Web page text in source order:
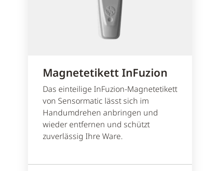
Magnetetikett InFuzion
Das einteilige InFuzion-Magnetetikett
von Sensormatic lässt sich im
Handumdrehen anbringen und
wieder entfernen und schützt
zuverlässig Ihre Ware.